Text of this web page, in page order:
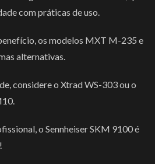
com práticas de uso.
os modelos MXT M-235 e
alternativas.
considere o Xtrad WS-303 ou o
o Sennheiser SKM 9100 é